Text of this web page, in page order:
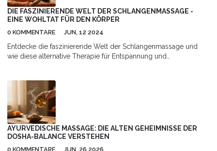
DIE FASZINIERENDE WELT DER SCHLANGENMASSAGE -
EINE WOHLTAT FÜR DEN KÖRPER
0 KOMMENTARE JUN, 12 2024
Entdecke die faszinierende Welt der Schlangenmassage und
wie diese alternative Therapie für Entspannung und
außergewöhnlichen Massageform. Hier findest du interessante
Fakten und nützliche Tipps, wie du die Schlangenmassage
erleben kannst.
AYURVEDISCHE MASSAGE: DIE ALTEN GEHEIMNISSE DER
DOSHA-BALANCE VERSTEHEN
0 KOMMENTARE JUN, 26 2026